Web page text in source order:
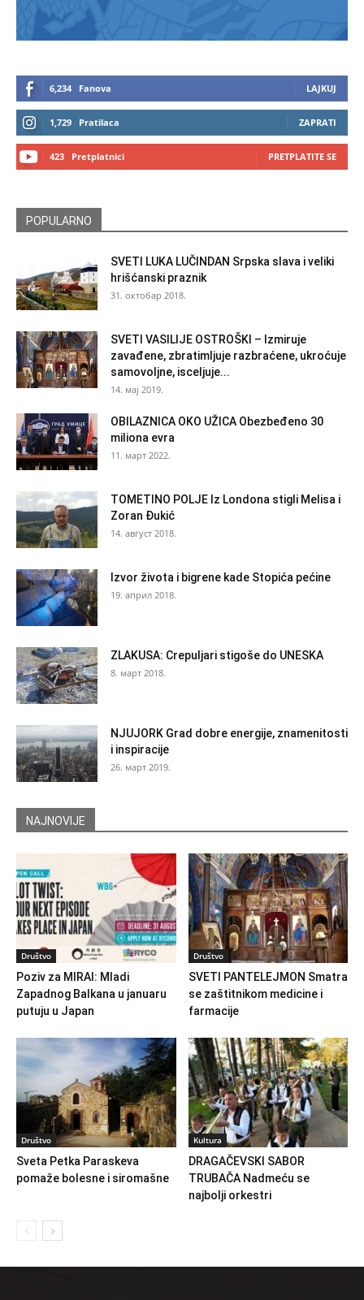
6,234 Fanova LAJKUJ
1,729 Pratilaca ZAPRATI
423 Pretplatnici PRETPLATITE SE
POPULARNO
SVETI LUKA LUČINDAN Srpska slava i veliki
hrišćanski praznik
31. октобар 2018.
SVETI VASILIJE OSTROŠKI – Izmiruje
zavađene, zbratimljuje razbraćene, ukroćuje
samovoljne, isceljuje...
14. мај 2019.
OBILAZNICA OKO UŽICA Obezbeđeno 30
miliona evra
11. март 2022.
TOMETINO POLJE Iz Londona stigli Melisa i
Zoran Đukić
14. август 2018.
Izvor života i bigrene kade Stopića pećine
19. април 2018.
ZLAKUSA: Crepuljari stigoše do UNESKA
8. март 2018.
NJUJORK Grad dobre energije, znamenitosti
i inspiracije
26. март 2019.
NAJNOVIJE
Društvo
Poziv za MIRAI: Mladi
Zapadnog Balkana u januaru
putuju u Japan
Društvo
SVETI PANTELEJMON Smatra
se zaštitnikom medicine i
farmacije
Društvo
Sveta Petka Paraskeva
pomaže bolesne i siromašne
Kultura
DRAGAČEVSKI SABOR
TRUBAČA Nadmeću se
najbolji orkestri